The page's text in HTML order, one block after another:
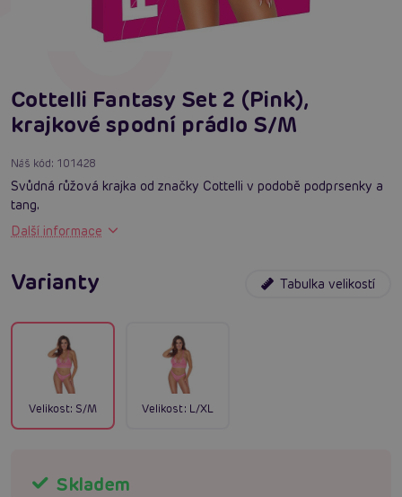
Cottelli Fantasy Set 2 (Pink),
krajkové spodní prádlo S/M
Náš kód: 101428
Svůdná růžová krajka od značky Cottelli v podobě podprsenky a
tang.
Další informace
Varianty Tabulka velikostí
Velikost: S/M Velikost: L/XL
Skladem